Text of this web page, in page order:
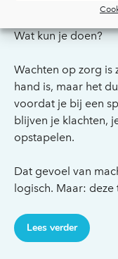
Je staat op de
Wat kun je doen?
Wachten op zorg is
hand is, maar het
voordat je bij een
blijven je klachten,
opstapelen.
Dat gevoel van
logisch. Maar:
Lees verder